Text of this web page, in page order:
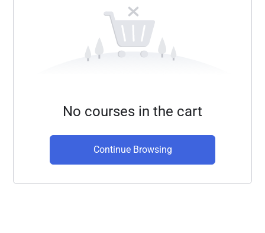
No courses in the cart
Continue Browsing